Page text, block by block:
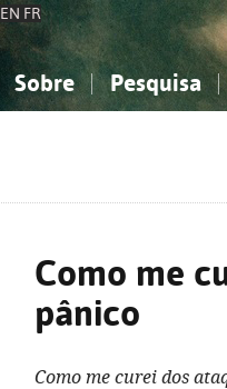
EN FR
Sobre Pesquisa
Como me
pânico
Como me curei dos